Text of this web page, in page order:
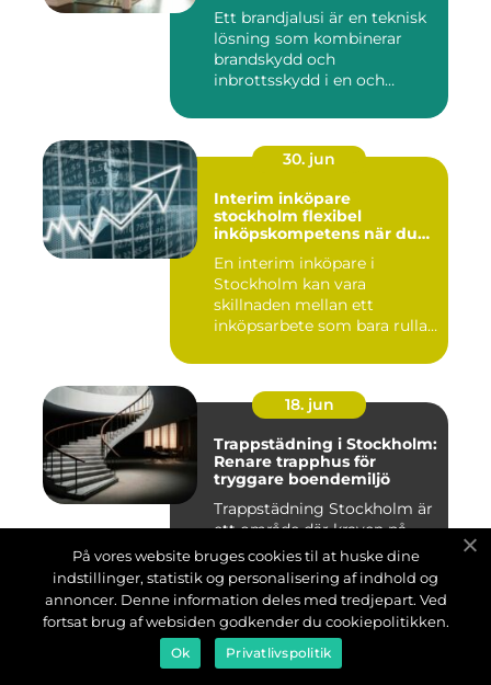
Ett brandjalusi är en teknisk
lösning som kombinerar
brandskydd och
inbrottsskydd i en och
30. jun
Interim inköpare
stockholm flexibel
inköpskompetens när du
En interim inköpare i
Stockholm kan vara
skillnaden mellan ett
inköpsarbete som bara rullar
18. jun
Trappstädning i Stockholm:
Renare trapphus för
tryggare boendemiljö
Trappstädning Stockholm är
ett område där kraven på
kvalitet, trygghet oc...
12. jun
Köpa fönster i Göteborg:
På vores website bruges cookies til at huske dine
indstillinger, statistik og personalisering af indhold og
annoncer. Denne information deles med tredjepart. Ved
fortsat brug af websiden godkender du cookiepolitikken.
Ok Privatlivspolitik